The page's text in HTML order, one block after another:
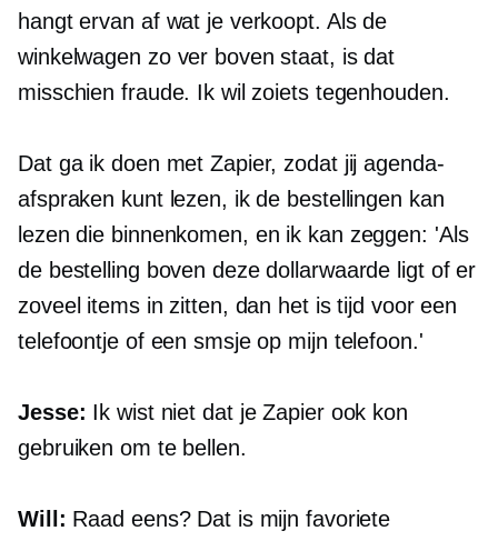
hangt ervan af wat je verkoopt. Als de
winkelwagen zo ver boven staat, is dat
misschien fraude. Ik wil zoiets tegenhouden.
Dat ga ik doen met Zapier, zodat jij agenda-
afspraken kunt lezen, ik de bestellingen kan
lezen die binnenkomen, en ik kan zeggen: 'Als
de bestelling boven deze dollarwaarde ligt of er
zoveel items in zitten, dan het is tijd voor een
telefoontje of een smsje op mijn telefoon.'
Jesse: Ik wist niet dat je Zapier ook kon
gebruiken om te bellen.
Will: Raad eens? Dat is mijn favoriete